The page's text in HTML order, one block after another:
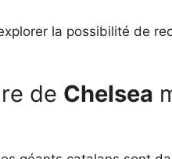
la possibilité de
de Chelsea